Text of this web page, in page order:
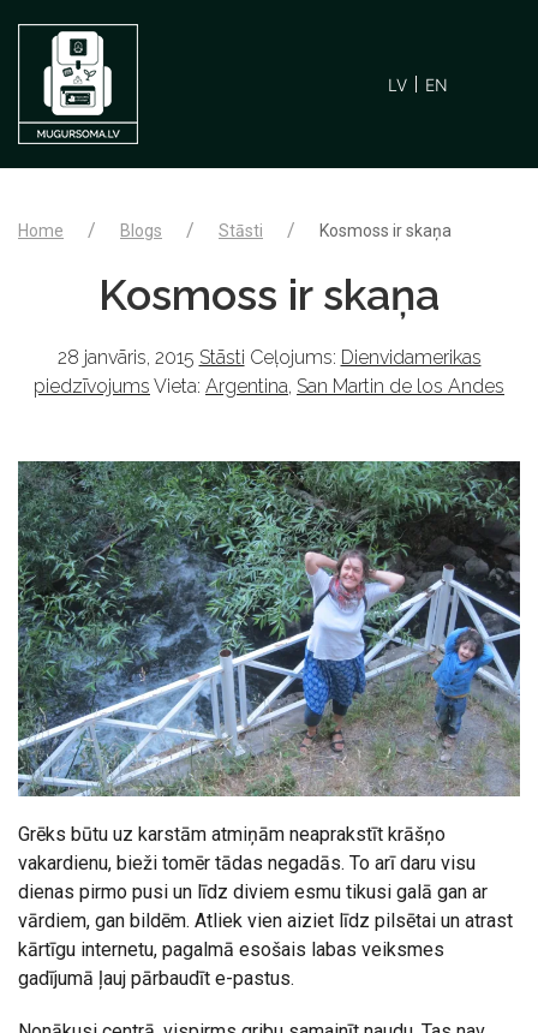
LV EN
Home Blogs Stāsti Kosmoss ir skaņa
Kosmoss ir skaņa
28 janvāris, 2015 Stāsti Ceļojums: Dienvidamerikas
piedzīvojums Vieta: Argentina, San Martin de los Andes
Grēks būtu uz karstām atmiņām neaprakstīt krāšņo
vakardienu, bieži tomēr tādas negadās. To arī daru visu
dienas pirmo pusi un līdz diviem esmu tikusi galā gan ar
vārdiem, gan bildēm. Atliek vien aiziet līdz pilsētai un atrast
kārtīgu internetu, pagalmā esošais labas veiksmes
gadījumā ļauj pārbaudīt e-pastus.